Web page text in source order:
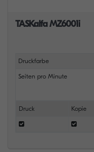
TASKalfa MZ6001i
Druckfarbe
Seiten pro Minute
Druck Kopie